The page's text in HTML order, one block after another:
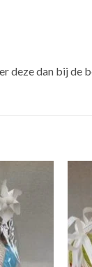
deze dan bij de